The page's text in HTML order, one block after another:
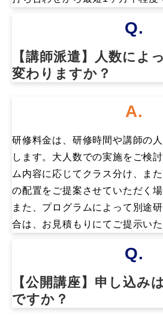
Q.
【講師派遣】人数によ
変わりますか？
A.
研修料金は、研修時間や講師の
します。大人数での実施をご検
ム内容に応じてクラス分け、ま
の配置をご提案させていただく
また、プログラムによって別途
合は、お見積もりにてご提示いた
Q.
【公開講座】申し込み
ですか？​